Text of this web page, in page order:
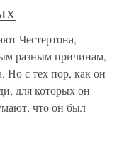
Честертона,
разным причинам,
Но с тех пор, как он
для которых он
что он был